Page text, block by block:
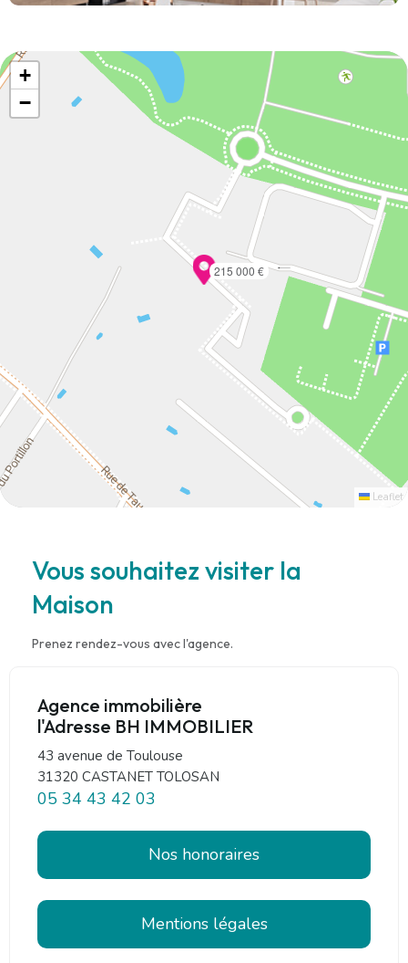
215 000 €
+
−
Leaflet
Vous souhaitez visiter la
Maison
Prenez rendez-vous avec l'agence.
Agence immobilière
l'Adresse BH IMMOBILIER
43 avenue de Toulouse
31320 CASTANET TOLOSAN
05 34 43 42 03
Nos honoraires
Mentions légales